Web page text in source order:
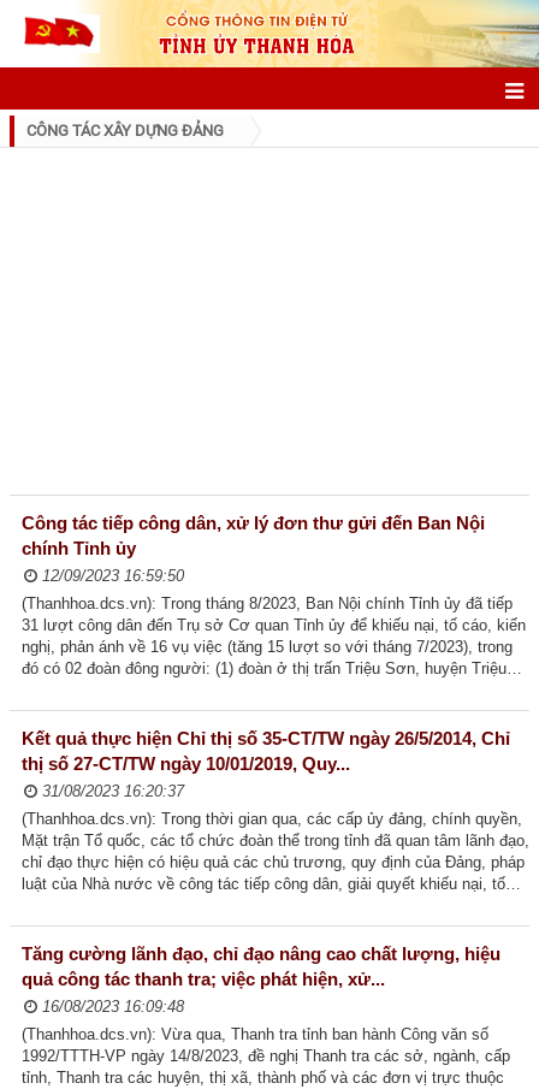
GIỚI THIỆU
Lịch sử Đảng bộ
Lãnh đạo qua các thời kỳ
Tổ chức bộ máy
Thường trực tỉnh ủy
Ban Thường vụ tỉnh ủy
Ban Chấp hành tỉnh ủy
Các Ban xây dựng Đảng
Các Đảng ủy trực thuộc
Các huyện, thị, thành ủy
TIN TỨC - SỰ KIỆN
HOẠT ĐỘNG CỦA LÃNH ĐẠO TỈNH
Thường trực Tỉnh ủy
CÔNG TÁC XÂY DỰNG ĐẢNG
Công tác tiếp công dân, xử lý đơn thư gửi đến Ban Nội
chính Tỉnh ủy
12/09/2023 16:59:50
(Thanhhoa.dcs.vn): Trong tháng 8/2023, Ban Nội chính Tỉnh ủy đã tiếp
31 lượt công dân đến Trụ sở Cơ quan Tỉnh ủy để khiếu nại, tố cáo, kiến
nghị, phản ánh về 16 vụ việc (tăng 15 lượt so với tháng 7/2023), trong
đó có 02 đoàn đông người: (1) đoàn ở thị trấn Triệu Sơn, huyện Triệu
Kết quả thực hiện Chỉ thị số 35-CT/TW ngày 26/5/2014, Chỉ
thị số 27-CT/TW ngày 10/01/2019, Quy...
31/08/2023 16:20:37
(Thanhhoa.dcs.vn): Trong thời gian qua, các cấp ủy đảng, chính quyền,
Mặt trận Tổ quốc, các tổ chức đoàn thể trong tỉnh đã quan tâm lãnh đạo,
chỉ đạo thực hiện có hiệu quả các chủ trương, quy định của Đảng, pháp
luật của Nhà nước về công tác tiếp công dân, giải quyết khiếu nại, tố
Tăng cường lãnh đạo, chỉ đạo nâng cao chất lượng, hiệu
quả công tác thanh tra; việc phát hiện, xử...
16/08/2023 16:09:48
(Thanhhoa.dcs.vn): Vừa qua, Thanh tra tỉnh ban hành Công văn số
1992/TTTH-VP ngày 14/8/2023, đề nghị Thanh tra các sở, ngành, cấp
tỉnh, Thanh tra các huyện, thị xã, thành phố và các đơn vị trực thuộc